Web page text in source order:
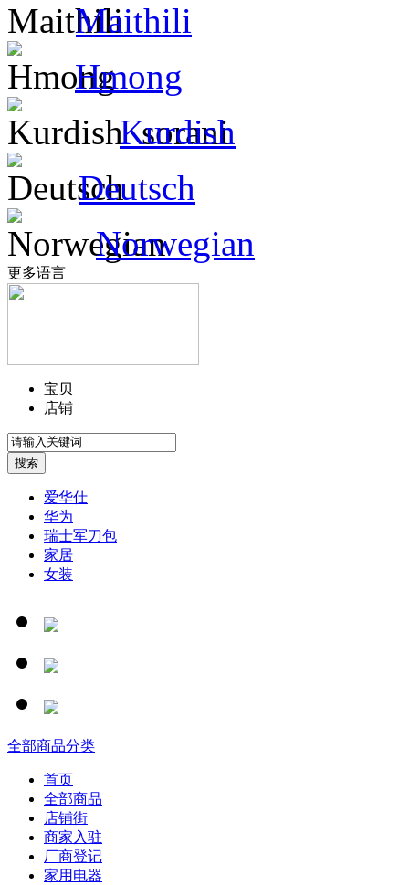
Maithili
Hmong
Kurdish
Deutsch
Norwegian
更多语言
宝贝
店铺
爱华仕
华为
瑞士军刀包
家居
女装
全部商品分类
首页
全部商品
店铺街
商家入驻
厂商登记
家用电器